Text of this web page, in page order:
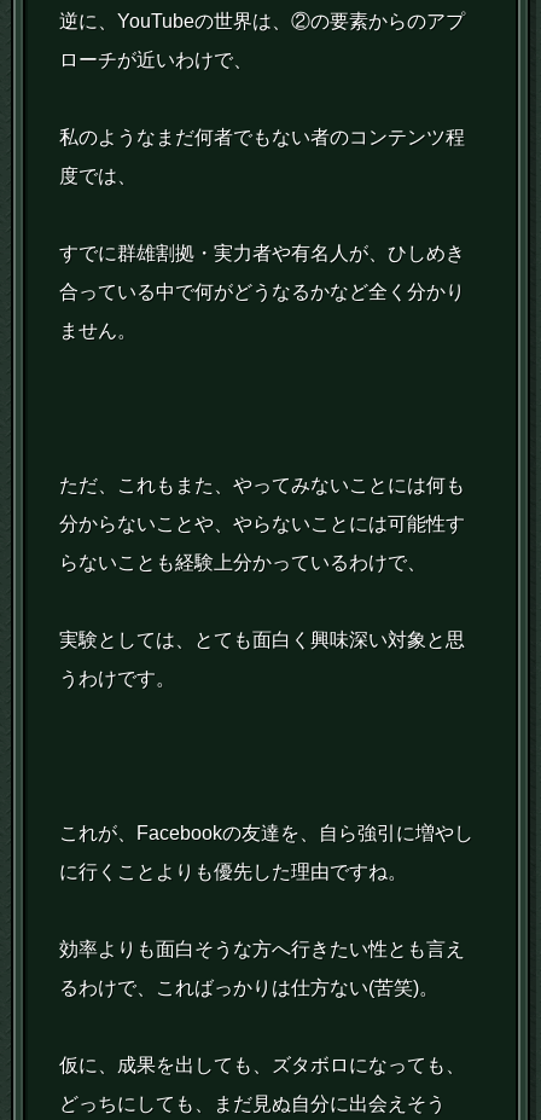
逆に、YouTubeの世界は、②の要素からのアプ
ローチが近いわけで、
私のようなまだ何者でもない者のコンテンツ程
度では、
すでに群雄割拠・実力者や有名人が、ひしめき
合っている中で何がどうなるかなど全く分かり
ません。
ただ、これもまた、やってみないことには何も
分からないことや、やらないことには可能性す
らないことも経験上分かっているわけで、
実験としては、とても面白く興味深い対象と思
うわけです。
これが、Facebookの友達を、自ら強引に増やし
に行くことよりも優先した理由ですね。
効率よりも面白そうな方へ行きたい性とも言え
るわけで、こればっかりは仕方ない(苦笑)。
仮に、成果を出しても、ズタボロになっても、
どっちにしても、まだ見ぬ自分に出会えそう